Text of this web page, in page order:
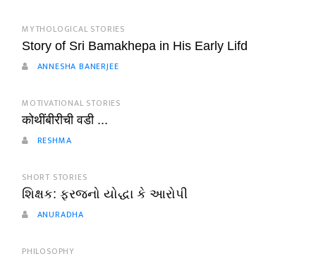
MYTHOLOGICAL STORIES
Story of Sri Bamakhepa in His Early Lifd
ANNESHA BANERJEE
MOTIVATIONAL STORIES
कोथींबीरीची वडी ...
RESHMA
SHORT STORIES
શિક્ષક: ફરજનો યોદ્ધા કે આરોપી
ANURADHA
PHILOSOPHY